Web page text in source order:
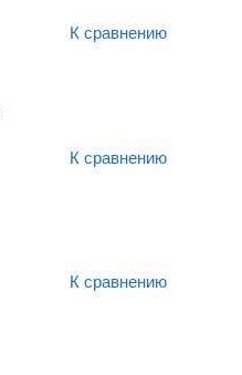
К сравнению
К сравнению
К сравнению